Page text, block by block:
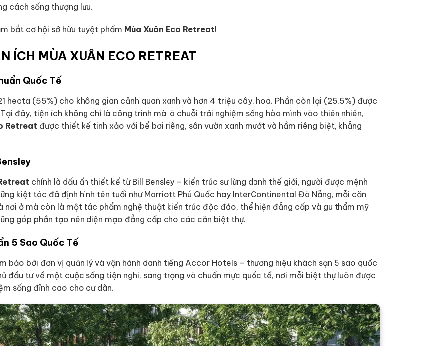
cách sống thượng lưu.
bắt cơ hội sở hữu tuyệt phẩm Mùa Xuân Eco Retreat!
ÍCH MÙA XUÂN ECO RETREAT
Quốc Tế
hecta (55%) cho không gian cảnh quan xanh và hơn 4 triệu cây, hoa. Phần còn lại (25,5%) được
đây, tiện ích không chỉ là công trình mà là chuỗi trải nghiệm sống hòa mình vào thiên nhiên,
Retreat được thiết kế tinh xảo với bể bơi riêng, sân vườn xanh mướt và hầm riêng biệt, khẳng
chính là dấu ấn thiết kế từ Bill Bensley – kiến trúc sư lừng danh thế giới, người được mệnh
kiệt tác đã định hình tên tuổi như Marriott Phú Quốc hay InterContinental Đà Nẵng, mỗi căn
ở mà còn là một tác phẩm nghệ thuật kiến trúc độc đáo, thể hiện đẳng cấp và gu thẩm mỹ
góp phần tạo nên diện mạo đẳng cấp cho các căn biệt thự.
5 Sao Quốc Tế
bảo bởi đơn vị quản lý và vận hành danh tiếng Accor Hotels – thương hiệu khách sạn 5 sao quốc
đầu tư về một cuộc sống tiện nghi, sang trọng và chuẩn mực quốc tế, nơi mỗi biệt thự luôn được
sống đỉnh cao cho cư dân.